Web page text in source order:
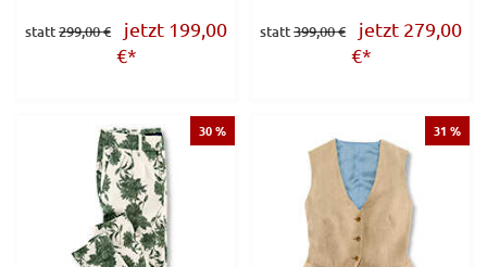
statt299,00 €
jetzt 199,00
€*
statt399,00 €
jetzt 279,00
€*
30 % 31 %